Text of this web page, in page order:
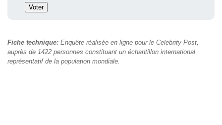
Fiche technique: Enquête réalisée en ligne pour le Celebrity Post,
auprès de 1422 personnes constituant un échantillon international
représentatif de la population mondiale.